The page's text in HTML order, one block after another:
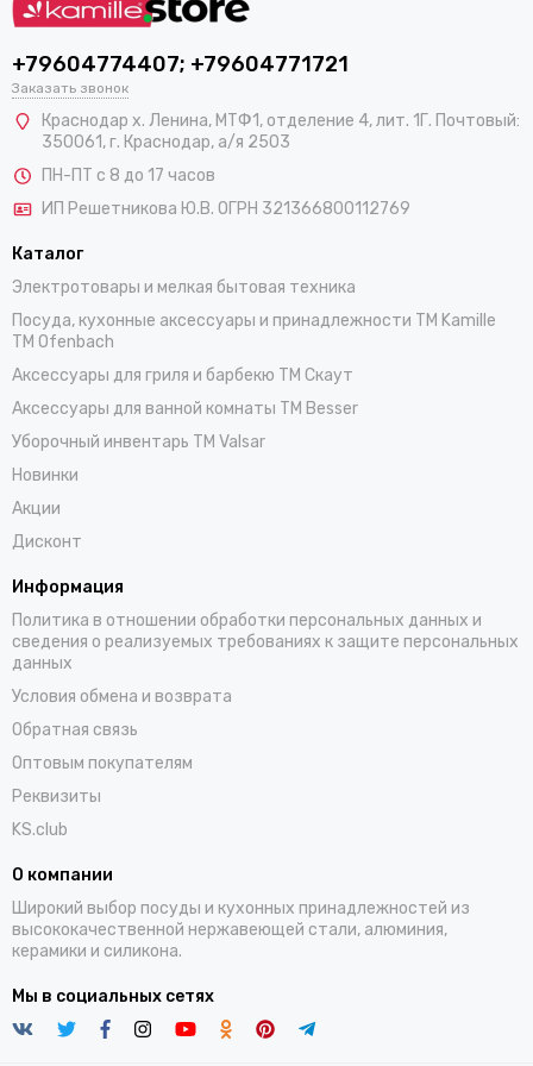
+79604774407; +79604771721
Заказать звонок
Краснодар х. Ленина, МТФ1, отделение 4, лит. 1Г. Почтовый:
350061, г. Краснодар, а/я 2503
ПН-ПТ с 8 до 17 часов
ИП Решетникова Ю.В. ОГРН 321366800112769
Каталог
Электротовары и мелкая бытовая техника
Посуда, кухонные аксессуары и принадлежности TM Kamille
TM Ofenbach
Аксессуары для гриля и барбекю TM Скаут
Аксессуары для ванной комнаты TM Besser
Уборочный инвентарь TM Valsar
Новинки
Акции
Дисконт
Информация
Политика в отношении обработки персональных данных и
сведения о реализуемых требованиях к защите персональных
данных
Условия обмена и возврата
Обратная связь
Оптовым покупателям
Реквизиты
KS.club
О компании
Широкий выбор посуды и кухонных принадлежностей из
высококачественной нержавеющей стали, алюминия,
керамики и силикона.
Мы в социальных сетях